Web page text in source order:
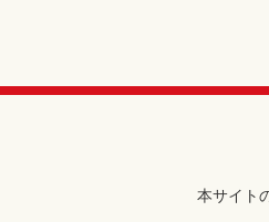
本サイト